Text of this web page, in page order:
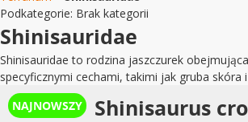
Podkategorie: Brak kategorii
Shinisauridae
Shinisauridae to rodzina jaszczurek
specyficznymi cechami, takimi jak gruba
Shinisaurus